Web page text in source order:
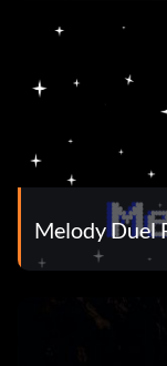
Melody Duel